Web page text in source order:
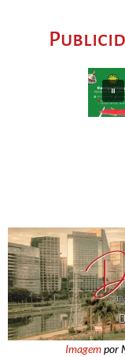
Imagempor